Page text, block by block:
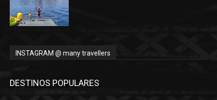
INSTAGRAM @ many travellers
DESTINOS POPULARES